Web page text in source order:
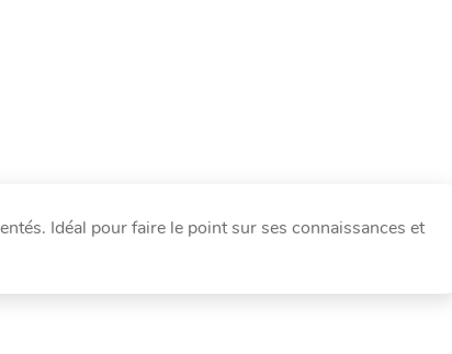
Idéal pour faire le point sur ses connaissances et